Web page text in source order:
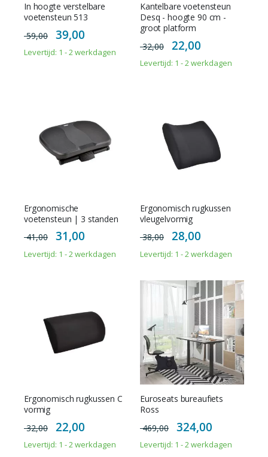
In hoogte verstelbare
voetensteun 513
59,00
Special
Price
39,00
Levertijd: 1 - 2 werkdagen
Kantelbare voetensteun
Desq - hoogte 90 cm -
groot platform
32,00
Special
Price
22,00
Levertijd: 1 - 2 werkdagen
Ergonomische
voetensteun | 3 standen
41,00
Special
Price
31,00
Levertijd: 1 - 2 werkdagen
Ergonomisch rugkussen
vleugelvormig
38,00
Special
Price
28,00
Levertijd: 1 - 2 werkdagen
Ergonomisch rugkussen C
vormig
32,00
Special
Price
22,00
Levertijd: 1 - 2 werkdagen
Euroseats bureaufiets
Ross
469,00
Special
Price
324,00
Levertijd: 1 - 2 werkdagen